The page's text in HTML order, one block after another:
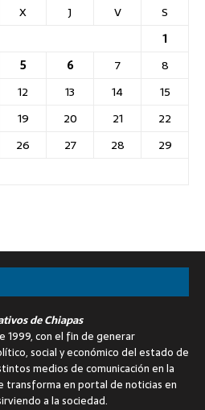
X J V
S
1
5 6 7
8
12 13 14
15
19 20 21
22
26 27 28
29
de Chiapas
1999, con el fin de generar
social y económico del estado de
medios de comunicación en la
transforma en portal de noticias en
a la sociedad.